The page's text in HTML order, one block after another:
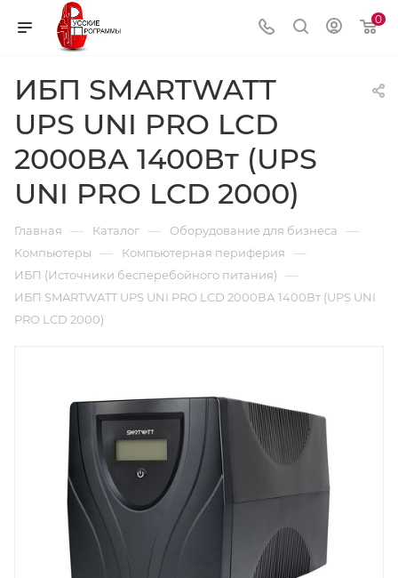
0
ИБП SMARTWATT
UPS UNI PRO LCD
2000ВА 1400Вт (UPS
UNI PRO LCD 2000)
Главная — Каталог — Оборудование для бизнеса —
Компьютеры — Компьютерная периферия —
ИБП (Источники бесперебойного питания) —
ИБП SMARTWATT UPS UNI PRO LCD 2000ВА 1400Вт (UPS UNI
PRO LCD 2000)